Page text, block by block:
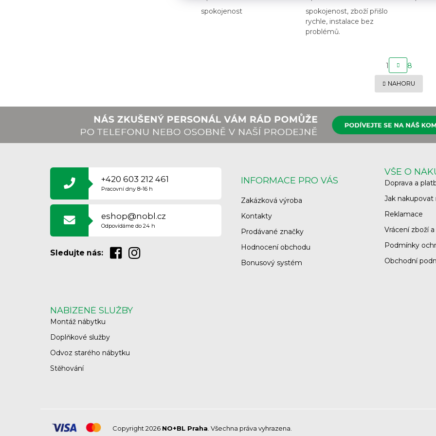
spokojenost
spokojenost, zboží přišlo
rychle, instalace bez
problémů.
v
á
d
a
v
k
y
ý
p
i
s
S
T
R
Á
N
V
Á
N
Í
1 8
NAHORU
+420 603 212 461
Pracovní dny 8–16 h
eshop@nobl.cz
Odpovídáme do 24 h
Sledujte nás:
INFORMACE PRO VÁS
Zakázková výroba
Kontakty
Prodávané značky
Hodnocení obchodu
Bonusový systém
VŠE O
Doprava a
Jak nakupovat
Reklamace
Vrácení zboží
Podmínky
Obchodní
NABÍZENÉ SLUŽBY
Montáž nábytku
Doplňkové služby
Odvoz starého nábytku
Stěhování
Copyright 2026 NO+BL Praha . Všechna práva vyhrazena.